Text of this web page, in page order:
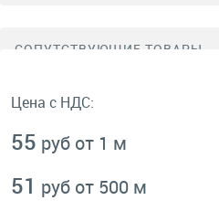
СОПУТСТВУЮЩИЕ ТОВАРЫ
Цена с НДС:
55 руб от 1 м
51 руб от 500 м